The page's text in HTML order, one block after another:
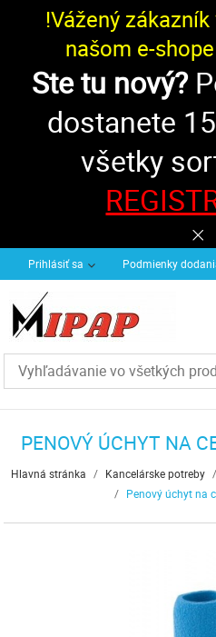
!Vážený
našom e-
Ste tu nový?
dostanete
všetky
Prihlásiť sa Podmienky
PENOVÝ ÚCHYT NA
Hlavná stránka / Kancelárske potreby /
/ Penový úchyt na